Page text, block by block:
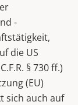
-
die US
§ 730 ff.)
(EU)
sich auch auf